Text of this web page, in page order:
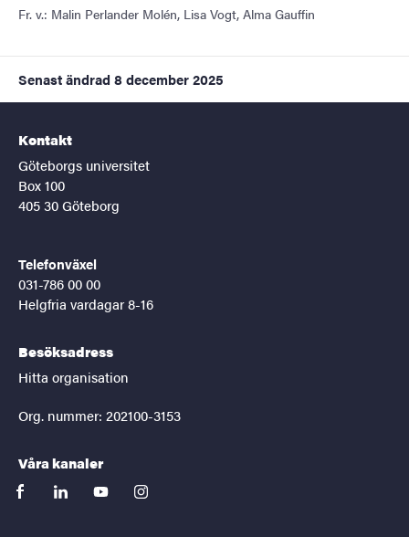
Fr. v.: Malin Perlander Molén, Lisa Vogt, Alma Gauffin
Senast ändrad 8 december 2025
Kontakt
Göteborgs universitet
Box 100
405 30 Göteborg
Telefonväxel
031-786 00 00
Helgfria vardagar 8-16
Besöksadress
Hitta organisation
Org. nummer: 202100-3153
Våra kanaler
facebooklinkedinyoutubeinstagram